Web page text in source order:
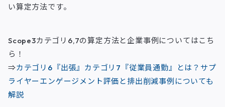
い算定方法です。
Scope3カテゴリ6,7の算定方法と企業事例についてはこち
ら！
⇒カテゴリ6『出張』カテゴリ7『従業員通勤』とは？サプ
ライヤーエンゲージメント評価と排出削減事例についても
解説